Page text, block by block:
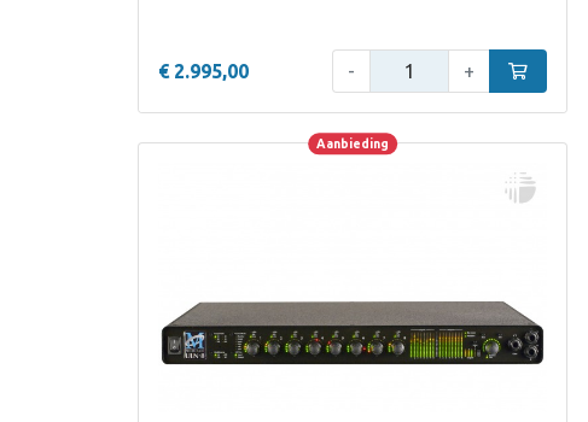
€ 2.995,00 - + In
Aanbieding Aanbieding